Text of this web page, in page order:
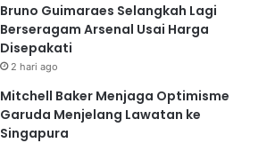
Bruno Guimaraes Selangkah Lagi
Berseragam Arsenal Usai Harga
Disepakati
2 hari ago
Mitchell Baker Menjaga Optimisme
Garuda Menjelang Lawatan ke
Singapura